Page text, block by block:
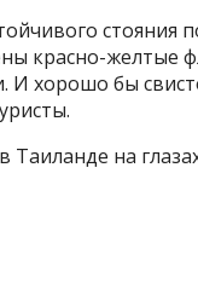
стояния
красно-желтые
И хорошо бы
Таиланде на